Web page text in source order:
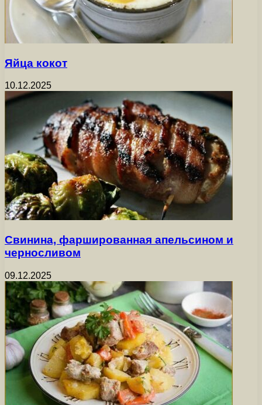
Яйца кокот
10.12.2025
Свинина, фаршированная апельсином и
черносливом
09.12.2025